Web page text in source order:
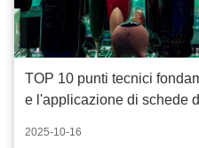
TOP 10 punti tecnici
e l'applicazione di schede
2025-10-16